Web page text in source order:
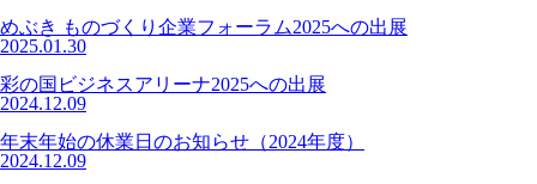
めぶき ものづくり企業フォーラム2025への出展
2025.01.30
彩の国ビジネスアリーナ2025への出展
2024.12.09
年末年始の休業日のお知らせ（2024年度）
2024.12.09